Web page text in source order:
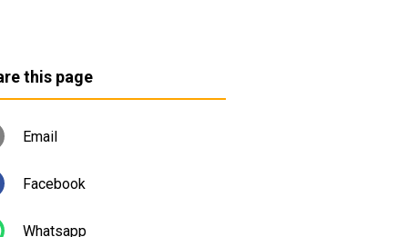
this page
Email
Facebook
Whatsapp